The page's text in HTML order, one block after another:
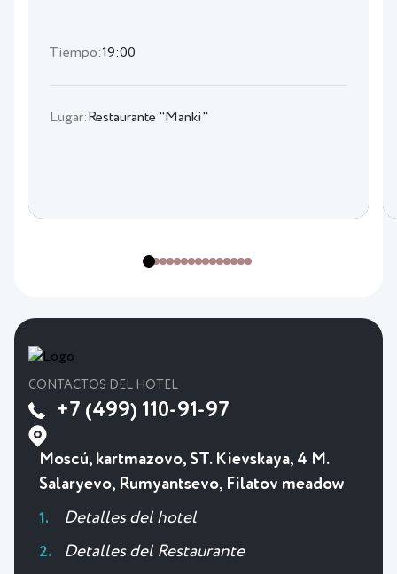
Tiempo:19:00
Lugar:Restaurante "Manki"
CONTACTOS DEL HOTEL
+7 (499) 110-91-97
Moscú, kartmazovo, ST. Kievskaya, 4 M.
Salaryevo, Rumyantsevo, Filatov meadow
Detalles del hotel
Detalles del Restaurante